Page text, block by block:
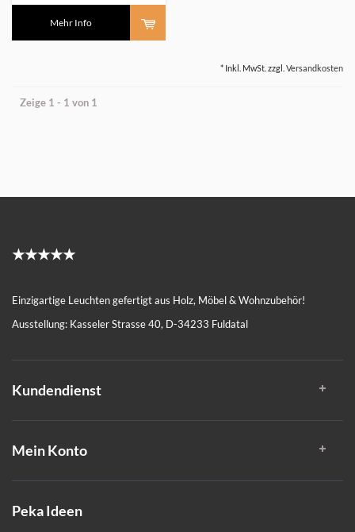
Mehr Info
* Inkl. MwSt. zzgl. Versandkosten
Zeige 1 - 1 von 1
★★★★★
Einzigartige Leuchten gefertigt aus Holz, Möbel & Wohnzubehör!
Ausstellung: Kasseler Strasse 40, D-34233 Fuldatal
Kundendienst
Mein Konto
Peka Ideen